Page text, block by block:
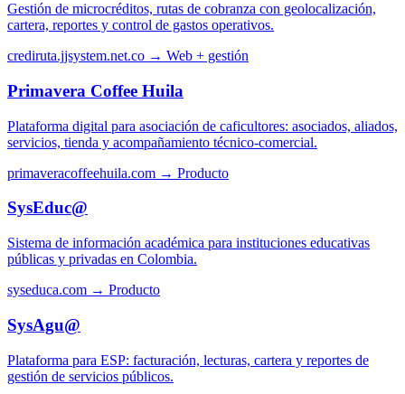
Gestión de microcréditos, rutas de cobranza con geolocalización,
cartera, reportes y control de gastos operativos.
crediruta.jjsystem.net.co → Web + gestión
Primavera Coffee Huila
Plataforma digital para asociación de caficultores: asociados, aliados,
servicios, tienda y acompañamiento técnico-comercial.
primaveracoffeehuila.com → Producto
SysEduc@
Sistema de información académica para instituciones educativas
públicas y privadas en Colombia.
syseduca.com → Producto
SysAgu@
Plataforma para ESP: facturación, lecturas, cartera y reportes de
gestión de servicios públicos.